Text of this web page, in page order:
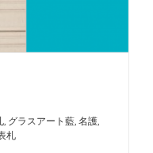
, グラスアート藍, 名護,
札